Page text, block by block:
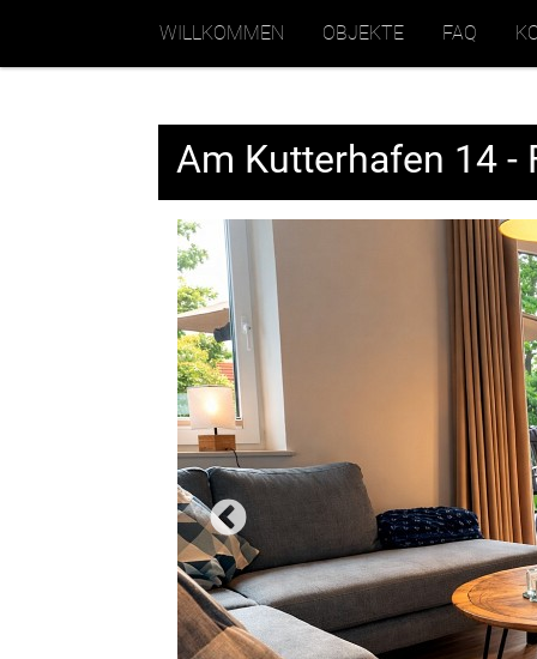
WILLKOMMEN OBJEKTE FAQ
Am Kutterhafen 14 -